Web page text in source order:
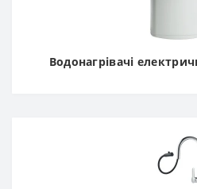
Водонагрівачі